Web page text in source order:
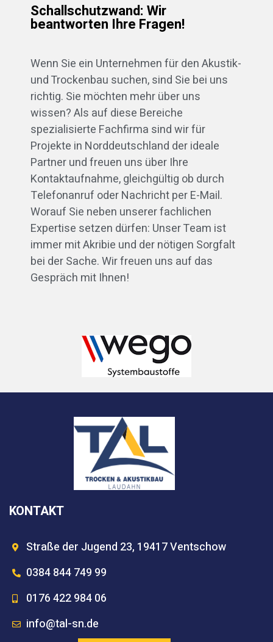
Schallschutzwand: Wir
beantworten Ihre Fragen!
Wenn Sie ein Unternehmen für den Akustik-
und Trockenbau suchen, sind Sie bei uns
richtig. Sie möchten mehr über uns
wissen? Als auf diese Bereiche
spezialisierte Fachfirma sind wir für
Projekte in Norddeutschland der ideale
Partner und freuen uns über Ihre
Kontaktaufnahme, gleichgültig ob durch
Telefonanruf oder Nachricht per E-Mail.
Worauf Sie neben unserer fachlichen
Expertise setzen dürfen: Unser Team ist
immer mit Akribie und der nötigen Sorgfalt
bei der Sache. Wir freuen uns auf das
Gespräch mit Ihnen!
KONTAKT
Straße der Jugend 23, 19417 Ventschow
0384 844 749 99
0176 422 984 06
info@tal-sn.de